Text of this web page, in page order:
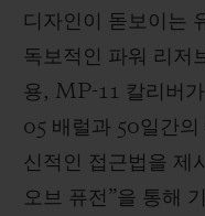
디자인이 돋보이는
독보적인 파워 리저
용, MP-11 칼리버
05 배럴과 50일간의
신적인 접근법을 제
오브 퓨전”을 통해